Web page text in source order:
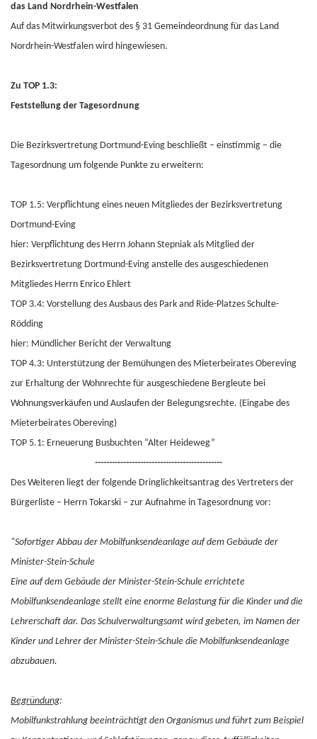
das Land Nordrhein-Westfalen
Auf das Mitwirkungsverbot des § 31 Gemeindeordnung für das Land
Nordrhein-Westfalen wird hingewiesen.
Zu TOP 1.3:
Feststellung der Tagesordnung
Die Bezirksvertretung Dortmund-Eving beschließt – einstimmig – die
Tagesordnung um folgende Punkte zu erweitern:
TOP 1.5: Verpflichtung eines neuen Mitgliedes der Bezirksvertretung
Dortmund-Eving
hier: Verpflichtung des Herrn Johann Stepniak als Mitglied der
Bezirksvertretung Dortmund-Eving anstelle des ausgeschiedenen
Mitgliedes Herrn Enrico Ehlert
TOP 3.4: Vorstellung des Ausbaus des Park and Ride-Platzes Schulte-
Rödding
hier: Mündlicher Bericht der Verwaltung
TOP 4.3: Unterstützung der Bemühungen des Mieterbeirates Obereving
zur Erhaltung der Wohnrechte für ausgeschiedene Bergleute bei
Wohnungsverkäufen und Auslaufen der Belegungsrechte. (Eingabe des
Mieterbeirates Obereving)
TOP 5.1: Erneuerung Busbuchten “Alter Heideweg”
---------------------------------------------
Des Weiteren liegt der folgende Dringlichkeitsantrag des Vertreters der
Bürgerliste – Herrn Tokarski – zur Aufnahme in Tagesordnung vor:
“Sofortiger Abbau der Mobilfunksendeanlage auf dem Gebäude der
Minister-Stein-Schule
Eine auf dem Gebäude der Minister-Stein-Schule errichtete
Mobilfunksendeanlage stellt eine enorme Belastung für die Kinder und die
Lehrerschaft dar. Das Schulverwaltungsamt wird gebeten, im Namen der
Kinder und Lehrer der Minister-Stein-Schule die Mobilfunksendeanlage
abzubauen.
Begründung:
Mobilfunkstrahlung beeinträchtigt den Organismus und führt zum Beispiel